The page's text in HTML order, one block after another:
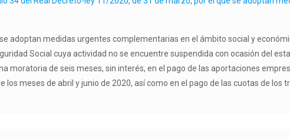
adoptan medidas urgentes complementarias en el ámbito social y
Social cuya actividad no se encuentre suspendida con ocasión del
moratoria de seis meses, sin interés, en el pago de las aportaciones
meses de abril y junio de 2020, así como en el pago de las cuotas de